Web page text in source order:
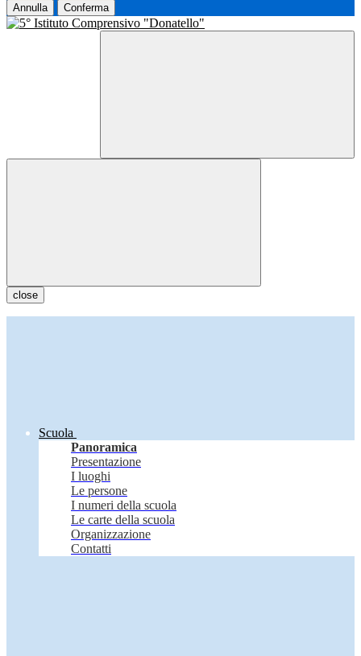
Annulla Conferma
close
Scuola
Panoramica
Presentazione
I luoghi
Le persone
I numeri della scuola
Le carte della scuola
Organizzazione
Contatti